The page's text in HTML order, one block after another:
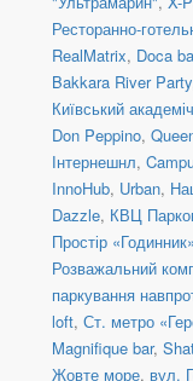
Ресторанно-
RealMatrix, Doca
Bakkara River Party
Київський
Don Peppino,
Інтернешнл,
InnoHub, Urban,
Dazzle, КВЦ
Простір «Годинник»
Розважальний
паркування
loft, Ст. метро
Magnifique bar,
Жовте море, вул.